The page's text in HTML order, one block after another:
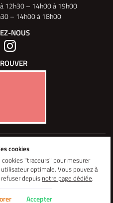
12h30 – 14h00 à 19h00
– 14h00 à 18h00
NOUS
d'utilisation
cookies
Elec Paris 14
cookies
"traceurs" pour mesurer
optimale. Vous pouvez à
depuis notre page dédiée.
Accepter